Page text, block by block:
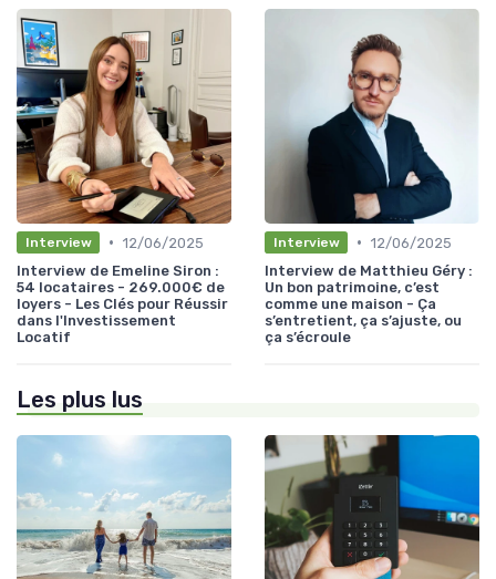
Interview • 12/06/2025
Interview de Emeline Siron :
54 locataires - 269.000€ de
loyers - Les Clés pour Réussir
dans l'Investissement
Locatif
Interview • 12/06/2025
Interview de Matthieu Géry :
Un bon patrimoine, c’est
comme une maison - Ça
s’entretient, ça s’ajuste, ou
ça s’écroule
Les plus lus